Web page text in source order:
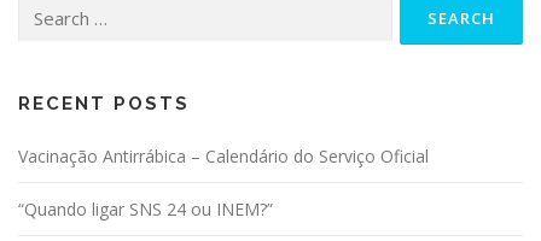
RECENT POSTS
Vacinação Antirrábica – Calendário do Serviço Oficial
“Quando ligar SNS 24 ou INEM?”